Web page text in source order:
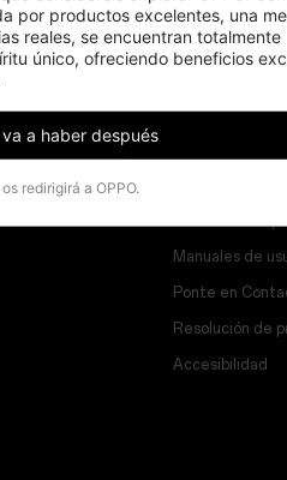
OnePlus Preguntas
Manuales de
Ponte en
Resolución de
Accesibilidad
por productos excelentes, una
reales, se encuentran totalmente
único, ofreciendo beneficios
a haber después
redirigirá a OPPO.